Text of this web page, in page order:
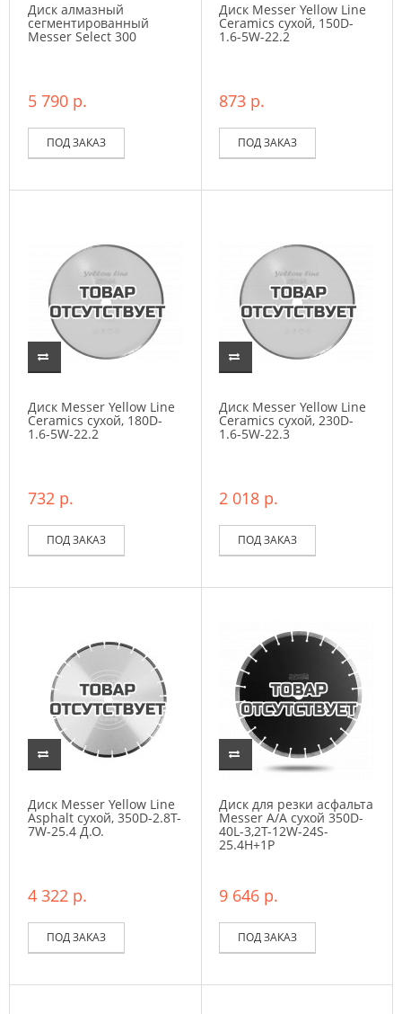
Диск алмазный
сегментированный
Messer Select 300
5 790 р.
ПОД ЗАКАЗ
Диск Messer Yellow Line
Ceramics сухой, 150D-
1.6-5W-22.2
873 р.
ПОД ЗАКАЗ
Диск Messer Yellow Line
Ceramics сухой, 180D-
1.6-5W-22.2
732 р.
ПОД ЗАКАЗ
Диск Messer Yellow Line
Ceramics сухой, 230D-
1.6-5W-22.3
2 018 р.
ПОД ЗАКАЗ
Диск Messer Yellow Line
Asphalt сухой, 350D-2.8T-
7W-25.4 Д.О.
4 322 р.
ПОД ЗАКАЗ
Диск для резки асфальта
Messer A/A сухой 350D-
40L-3,2T-12W-24S-
25.4H+1P
9 646 р.
ПОД ЗАКАЗ